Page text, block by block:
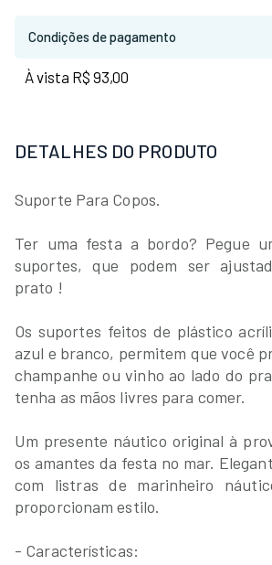
Condições de pagamento
À vista R$ 93,00
DETALHES DO PRODUTO
Suporte Para Copos.
Ter uma festa a bordo? Pegue
suportes, que podem ser
prato !
Os suportes feitos de plástico
azul e branco, permitem que você
champanhe ou vinho ao lado do
tenha as mãos livres para comer.
Um presente náutico original à
os amantes da festa no mar.
com listras de marinheiro
proporcionam estilo.
- Características: